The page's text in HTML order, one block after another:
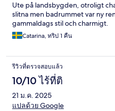
Ute på landsbygden, otroligt
slitna men badrummet var ny
gammaldags stil och charmigt.
Catarina, ทริป 1 คืน
รีวิวที่ตรวจสอบแล้ว
10/10 ไร้ที่ติ
21 ม.ค. 2025
แปลด้วย Google